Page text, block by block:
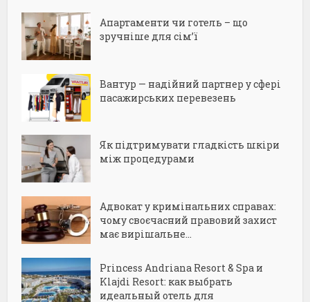
Апартаменти чи готель – що
зручніше для сім’ї
Вантур — надійний партнер у сфері
пасажирських перевезень
Як підтримувати гладкість шкіри
між процедурами
Адвокат у кримінальних справах:
чому своєчасний правовий захист
має вирішальне...
Princess Andriana Resort & Spa и
Klajdi Resort: как выбрать
идеальный отель для